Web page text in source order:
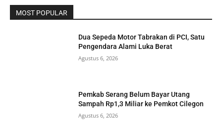
MOST POPULAR
Dua Sepeda Motor Tabrakan di PCI, Satu
Pengendara Alami Luka Berat
Agustus 6, 2026
Pemkab Serang Belum Bayar Utang
Sampah Rp1,3 Miliar ke Pemkot Cilegon
Agustus 6, 2026